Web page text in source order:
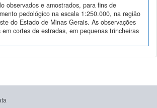
observados e amostrados, para fins de
pedológico na escala 1:250.000, na região
do Estado de Minas Gerais. As observações
cortes de estradas, em pequenas trincheiras